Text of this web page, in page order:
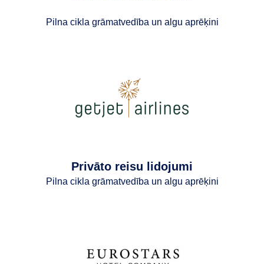
Pilna cikla grāmatvedība un algu aprēķini
Privāto reisu lidojumi
Pilna cikla grāmatvedība un algu aprēķini